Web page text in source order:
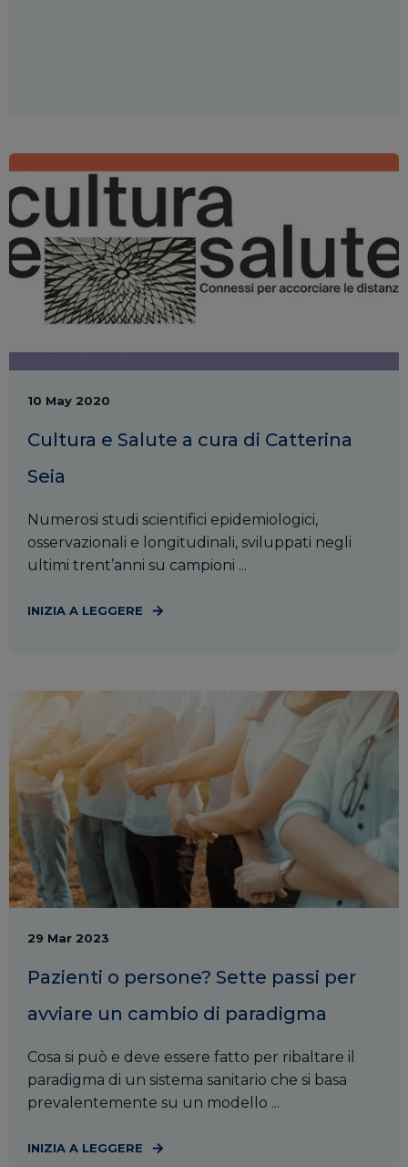
10 May 2020
Cultura e Salute a cura di Catterina
Seia
Numerosi studi scientifici epidemiologici,
osservazionali e longitudinali, sviluppati negli
ultimi trent’anni su campioni ...
INIZIA A LEGGERE
29 Mar 2023
Pazienti o persone? Sette passi per
avviare un cambio di paradigma
Cosa si può e deve essere fatto per ribaltare il
paradigma di un sistema sanitario che si basa
prevalentemente su un modello ...
INIZIA A LEGGERE